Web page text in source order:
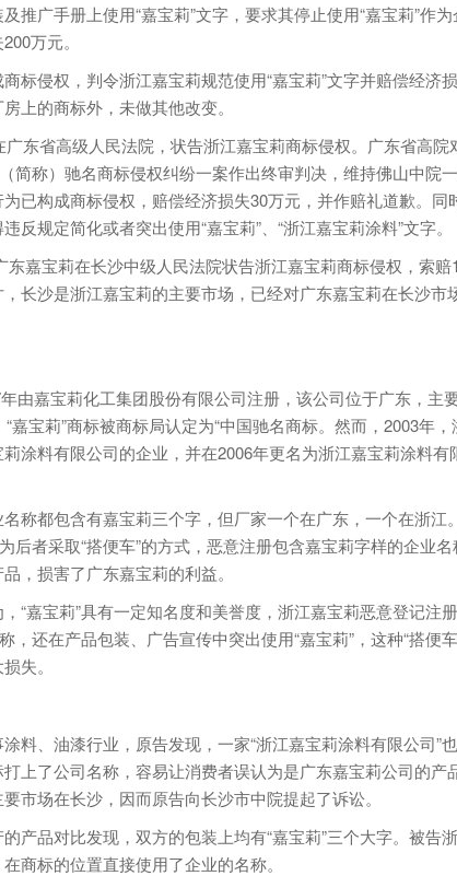
推广手册上使用“嘉宝莉”文字，要求其停止使用“嘉宝莉”作为
万元。
侵权，判令浙江嘉宝莉规范使用“嘉宝莉”文字并赔偿经济
上的商标外，未做其他改变。
东省高级人民法院，状告浙江嘉宝莉商标侵权。广东省高院
简称）驰名商标侵权纠纷一案作出终审判决，维持佛山中院
已构成商标侵权，赔偿经济损失30万元，并作赔礼道歉。同
反规定简化或者突出使用“嘉宝莉”、“浙江嘉宝莉涂料”文字。
嘉宝莉在长沙中级人民法院状告浙江嘉宝莉商标侵权，索赔
长沙是浙江嘉宝莉的主要市场，已经对广东嘉宝莉在长沙市
由嘉宝莉化工集团股份有限公司注册，该公司位于广东，主
嘉宝莉”商标被商标局认定为“中国驰名商标。然而，2003年
涂料有限公司的企业，并在2006年更名为浙江嘉宝莉涂料有
都包含有嘉宝莉三个字，但厂家一个在广东，一个在浙江
后者采取“搭便车”的方式，恶意注册包含嘉宝莉字样的企业
，损害了广东嘉宝莉的利益。
嘉宝莉”具有一定知名度和美誉度，浙江嘉宝莉恶意登记注
，还在产品包装、广告宣传中突出使用“嘉宝莉”，这种“搭便
失。
、油漆行业，原告发现，一家“浙江嘉宝莉涂料有限公司”
上了公司名称，容易让消费者误认为是广东嘉宝莉公司的产
市场在长沙，因而原告向长沙市中院提起了诉讼。
品对比发现，双方的包装上均有“嘉宝莉”三个大字。被告
商标的位置直接使用了企业的名称。